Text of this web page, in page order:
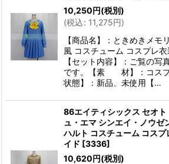
10,250円(税別)
(税込: 11,275円)
【商品名】：ときめきメモ
風 コスチューム コスプレ
【セット内容】：ご覧の写
です。【素 材】：コスプ
状態】：新品、未使用【…
86エイティシックス セオト
ュ・エマ シンエイ・ノウゼ
ハルト コスチューム コスプ
イド [3336]
10,620円(税別)